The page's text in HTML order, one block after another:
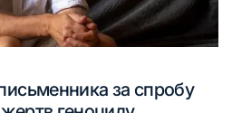
за спробу